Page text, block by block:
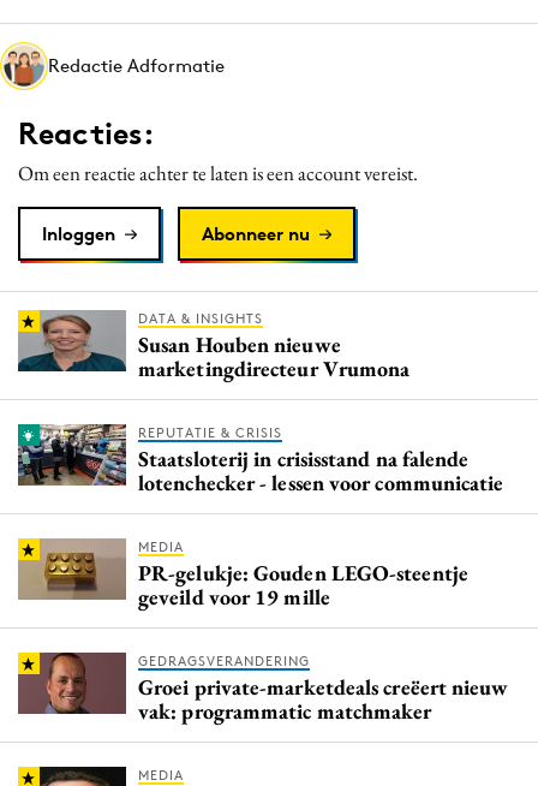
Martech
Media
PR
Programmatic
Reputatie & crisis
Redactie Adformatie
Reacties:
Om een reactie achter te laten is een account vereist.
Inloggen Abonneer nu
DATA & INSIGHTS
Susan Houben nieuwe
marketingdirecteur Vrumona
REPUTATIE & CRISIS
Staatsloterij in crisisstand na falende
lotenchecker - lessen voor communicatie
MEDIA
PR-gelukje: Gouden LEGO-steentje
geveild voor 19 mille
GEDRAGSVERANDERING
Groei private-marketdeals creëert nieuw
vak: programmatic matchmaker
MEDIA